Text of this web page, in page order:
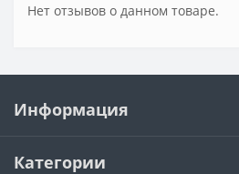
Нет отзывов о данном товаре.
Информация
Категории